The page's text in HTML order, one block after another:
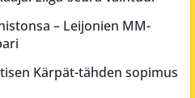
– Leijonien MM-
Kärpät-tähden sopimus